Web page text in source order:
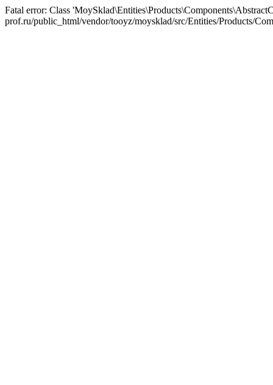
Fatal error: Class
prof.ru/public_html/vendor/tooyz/moysklad/src/Entities/Products/